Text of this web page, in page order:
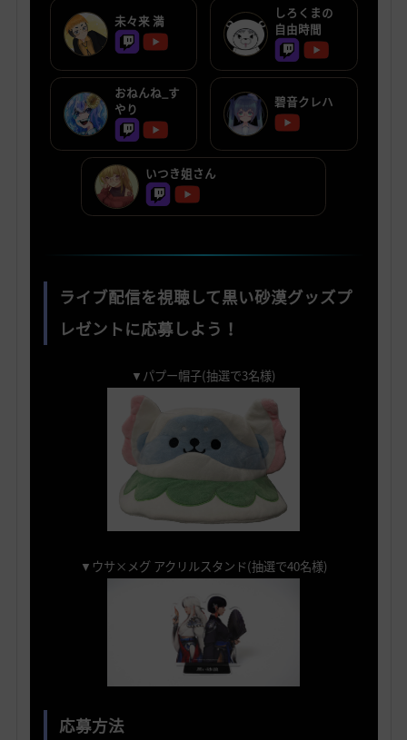
未々来 満
しろくまの
自由時間
おねんね_す
やり
碧音クレハ
いつき姐さん
ライブ配信を視聴して黒い砂漠グッズプ
レゼントに応募しよう！
▼パプー帽子(抽選で3名様)
▼ウサ×メグ アクリルスタンド(抽選で40名様)
応募方法